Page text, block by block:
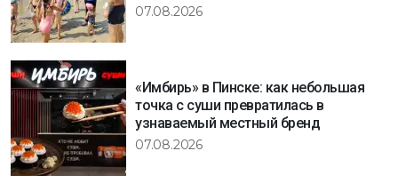
07.08.2026
«Имбирь» в Пинске: как небольшая
точка с суши превратилась в
узнаваемый местный бренд
07.08.2026